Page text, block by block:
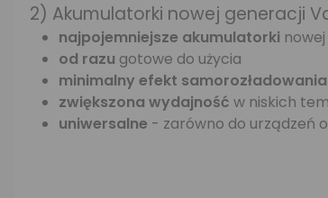
2) Akumulatorki nowej generacji
najpojemniejsze akumulatorki
od razu gotowe do użycia
minimalny efekt samorozładowania
zwiększona wydajność w niskich
uniwersalne - zarówno do urządzeń